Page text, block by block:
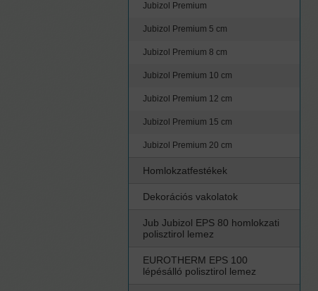
Jubizol Premium
Jubizol Premium 5 cm
Jubizol Premium 8 cm
Jubizol Premium 10 cm
Jubizol Premium 12 cm
Jubizol Premium 15 cm
Jubizol Premium 20 cm
Homlokzatfestékek
Dekorációs vakolatok
Jub Jubizol EPS 80 homlokzati
polisztirol lemez
EUROTHERM EPS 100
lépésálló polisztirol lemez